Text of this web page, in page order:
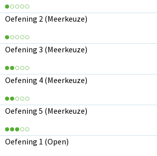
Oefening 2 (Meerkeuze)
Oefening 3 (Meerkeuze)
Oefening 4 (Meerkeuze)
Oefening 5 (Meerkeuze)
Oefening 1 (Open)